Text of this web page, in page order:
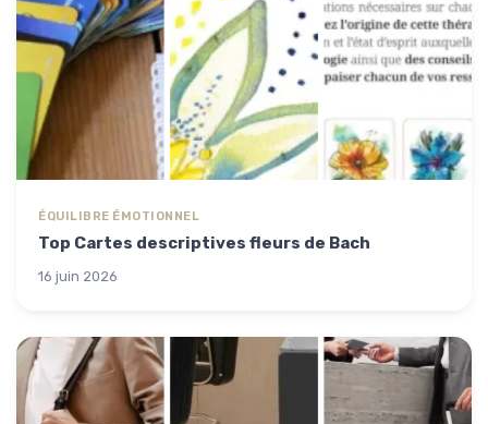
ÉQUILIBRE ÉMOTIONNEL
Top Cartes descriptives fleurs de Bach
16 juin 2026